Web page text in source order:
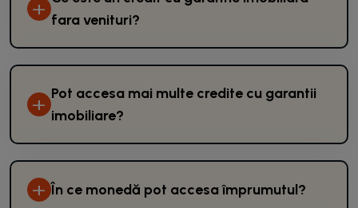
+ fara venituri?
+ Pot accesa mai multe credite cu garantii
imobiliare?
+ În ce monedă pot accesa împrumutul?